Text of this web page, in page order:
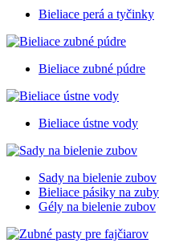
Bieliace perá a tyčinky
Bieliace zubné púdre
Bieliace ústne vody
Sady na bielenie zubov
Bieliace pásiky na zuby
Gély na bielenie zubov